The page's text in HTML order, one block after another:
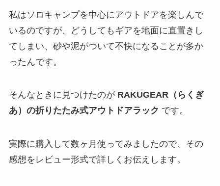
私はソロキャンプを中心にアウトドアを楽しんで
いるのですが、どうしてもギアを地面に直置きし
てしまい、砂や泥がついて不快になることが多か
ったんです。
そんなときに見つけたのが RAKUGEAR（らくぎ
あ）の折りたたみ式アウトドアラック です。
実際に購入して数ヶ月使ってみましたので、その
感想をレビュー形式で詳しくお伝えします。